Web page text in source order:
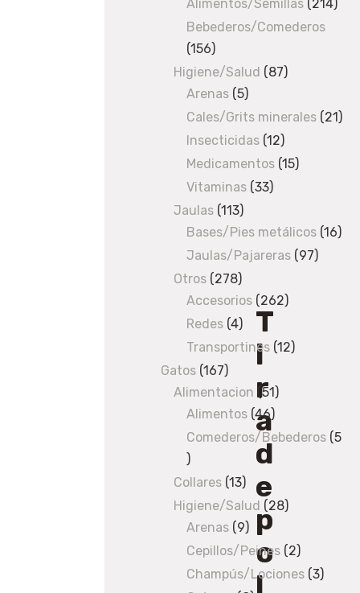
s
/
u
s
/ Tira
de
12cm
T
i
r
a
d
e
p
o
l
products
Alimentos/Semillas 214214
Bebederos/Comederos
156156
products
Higiene/Salud 8787
Arenas 55
products
Cales/Grits minerales 2121
Insecticidas 1212
products
Medicamentos 1515
Vitaminas 3333
Jaulas 113113
products
Bases/Pies metálicos 1616
Jaulas/Pajareras 9797
Otros 278278
products
Accesorios 262262
Redes 44
products
Transportines 1212
Gatos 167167
products
Alimentacion 5151
Alimentos 4646
products
Comederos/Bebederos 5
5
products
Collares 1313
products
Higiene/Salud 2828
Arenas 99
products
Cepillos/Peines 22
products
Champús/Lociones 33